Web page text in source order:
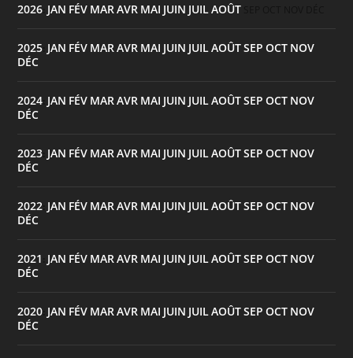
2026 JAN FÉV MARAVR MAI JUIN JUILAOÛT
2025 JAN FÉV MARAVR MAI JUIN JUILAOÛTSEP OCT NOV
DÉC
2024 JAN FÉV MARAVR MAI JUIN JUILAOÛTSEP OCT NOV
DÉC
2023 JAN FÉV MARAVR MAI JUIN JUILAOÛTSEP OCT NOV
DÉC
2022 JAN FÉV MARAVR MAI JUIN JUILAOÛTSEP OCT NOV
DÉC
2021 JAN FÉV MARAVR MAI JUIN JUILAOÛTSEP OCT NOV
DÉC
2020 JAN FÉV MARAVR MAI JUIN JUILAOÛTSEP OCT NOV
DÉC